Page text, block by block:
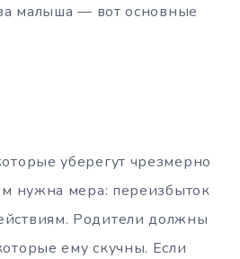
малыша — вот основные
уберегут чрезмерно
нужна мера: переизбыток
Родители должны
ему скучны. Если